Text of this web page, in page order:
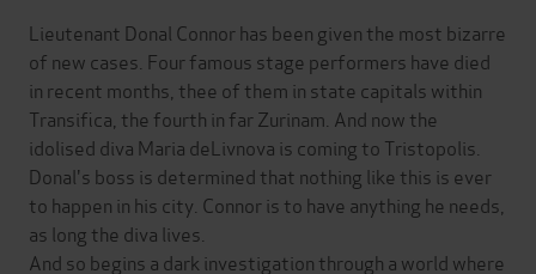
Lieutenant Donal Connor has been given the most bizarre
of new cases. Four famous stage performers have died
in recent months, thee of them in state capitals within
Transifica, the fourth in far Zurinam. And now the
idolised diva Maria deLivnova is coming to Tristopolis.
Donal's boss is determined that nothing like this is ever
to happen in his city. Connor is to have anything he needs,
as long the diva lives.
And so begins a dark investigation through a world where